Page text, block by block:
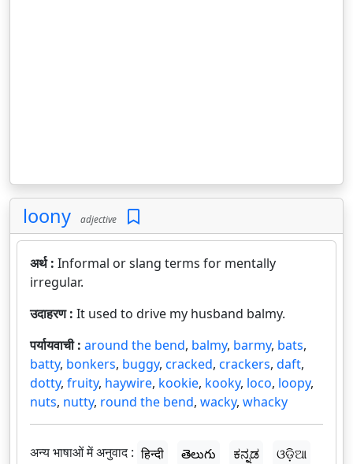
loony adjective
अर्थ : Informal or slang terms for mentally
irregular.
उदाहरण : It used to drive my husband balmy.
पर्यायवाची : around the bend, balmy, barmy, bats,
batty, bonkers, buggy, cracked, crackers, daft,
dotty, fruity, haywire, kookie, kooky, loco, loopy,
nuts, nutty, round the bend, wacky, whacky
अन्य भाषाओं में अनुवाद : हिन्दी తెలుగు ಕನ್ನಡ
ଓଡ଼ିଆ